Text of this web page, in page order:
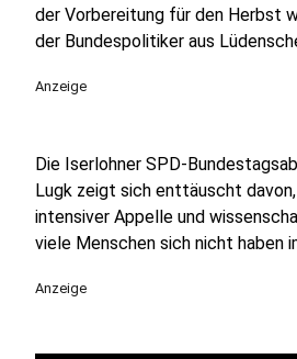
der Vorbereitung für den Herbst
der Bundespolitiker aus
Anzeige
Die Iserlohner SPD-
Lugk zeigt sich enttäuscht
intensiver Appelle und
viele Menschen sich nicht haben
Anzeige